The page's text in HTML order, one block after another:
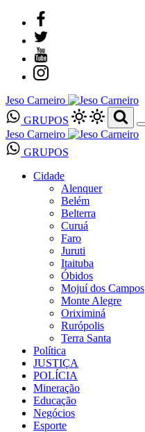
Jeso Carneiro
GRUPOS
Jeso Carneiro
GRUPOS
Cidade
Alenquer
Belém
Belterra
Curuá
Faro
Juruti
Itaituba
Óbidos
Mojuí dos Campos
Monte Alegre
Oriximiná
Rurópolis
Terra Santa
Política
JUSTIÇA
POLÍCIA
Mineração
Educação
Negócios
Esporte